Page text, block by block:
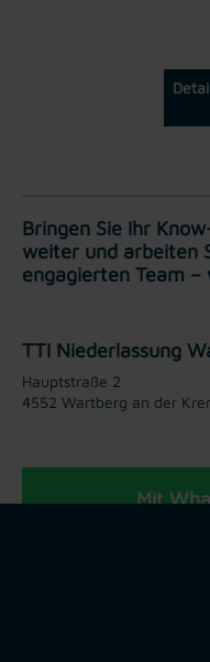
Bringen Sie Ihr
weiter und arbeiten
engagierten Team
TTI Niederlassung
Hauptstraße 2
4552 Wartberg an der
Mit